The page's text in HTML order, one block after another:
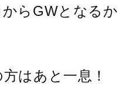
らGWとなるか
はあと一息！